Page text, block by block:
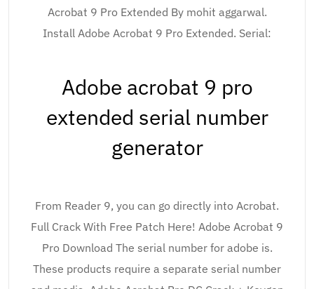
Acrobat 9 Pro Extended By mohit aggarwal.
Install Adobe Acrobat 9 Pro Extended. Serial:
Adobe acrobat 9 pro
extended serial number
generator
From Reader 9, you can go directly into Acrobat.
Full Crack With Free Patch Here! Adobe Acrobat 9
Pro Download The serial number for adobe is.
These products require a separate serial number